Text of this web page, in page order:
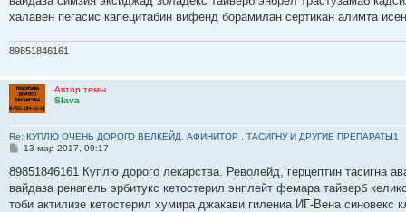
халавен пегасис капецитабин вифенд борамилан сертикан алимта
89851846161
Автор темы
Slava
Re: КУПЛЮ ОЧЕНЬ ДОРОГО ВЕЛКЕЙД, АФИНИТОР , ТАСИГНУ И ДРУГИЕ ПРЕПАРАТЫ1
С
о
щ
е
13 мар 2017, 09:17
89851846161 Куплю дорого лекарства. Револейд, герцептин тасигна
вайдаза ренагель эрбитукс кетостерил энплейт фемара тайверб
тоби актилизе кетостерил хумира джакави гилениа ИГ-Вена